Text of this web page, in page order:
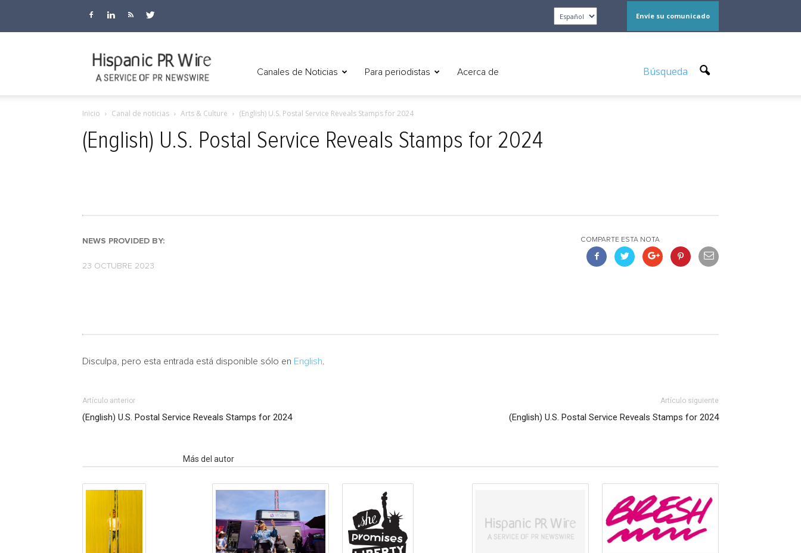
Envíe su comunicado
Canales de Noticias Para periodistas Acerca de Búsqueda
Inicio Canal de noticias Arts & Culture (English) U.S. Postal Service Reveals Stamps for 2024
(English) U.S. Postal Service Reveals Stamps for 2024
NEWS PROVIDED BY:
23 OCTUBRE 2023
COMPARTE ESTA NOTA
Disculpa, pero esta entrada está disponible sólo en English
Artículo anterior
(English) U.S. Postal Service Reveals Stamps for 2024
Artículo siguiente
(English) U.S. Postal Service Reveals Stamps for 2024
Más del autor